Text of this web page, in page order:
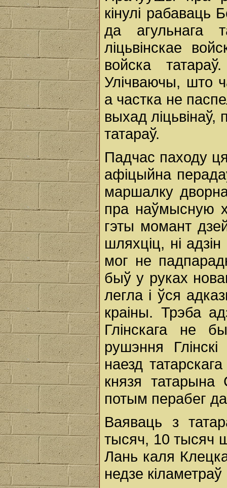
кінулі рабаваць
да агульнага
ліцьвінскае
войска
Улічваючы, што
а частка не
выхад
татараў.
Падчас паходу
афіцыйна
маршалку
пра наўмысную
гэты момант
шляхціц, ні
мог не
быў у руках
легла і ўся
краіны. Трэба
Глінскага не
рушэння
наезд
князя татарына
потым перабег
Ваяваць з
тысяч, 10 тысяч
Лань каля
недзе